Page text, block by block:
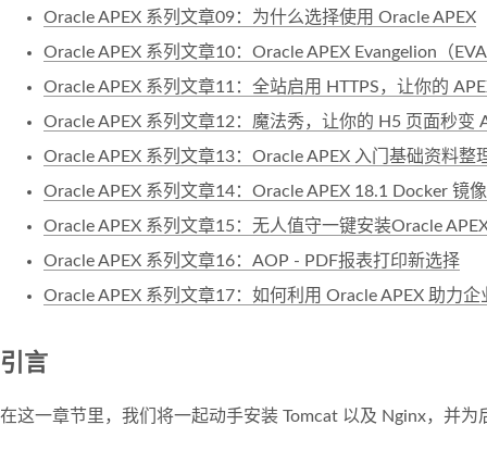
Oracle APEX 系列文章09：为什么选择使用 Oracle APEX
Oracle APEX 系列文章10：Oracle APEX Evangelion（
Oracle APEX 系列文章11：全站启用 HTTPS，让你的
Oracle APEX 系列文章12：魔法秀，让你的 H5 页面秒变
Oracle APEX 系列文章13：Oracle APEX 入门基础资料整
Oracle APEX 系列文章14：Oracle APEX 18.1 Docker 镜像
Oracle APEX 系列文章15：无人值守一键安装Oracle
Oracle APEX 系列文章16：AOP - PDF报表打印新选择
Oracle APEX 系列文章17：如何利用 Oracle APEX 助力企
引言
在这一章节里，我们将一起动手安装 Tomcat 以及 Nginx，并